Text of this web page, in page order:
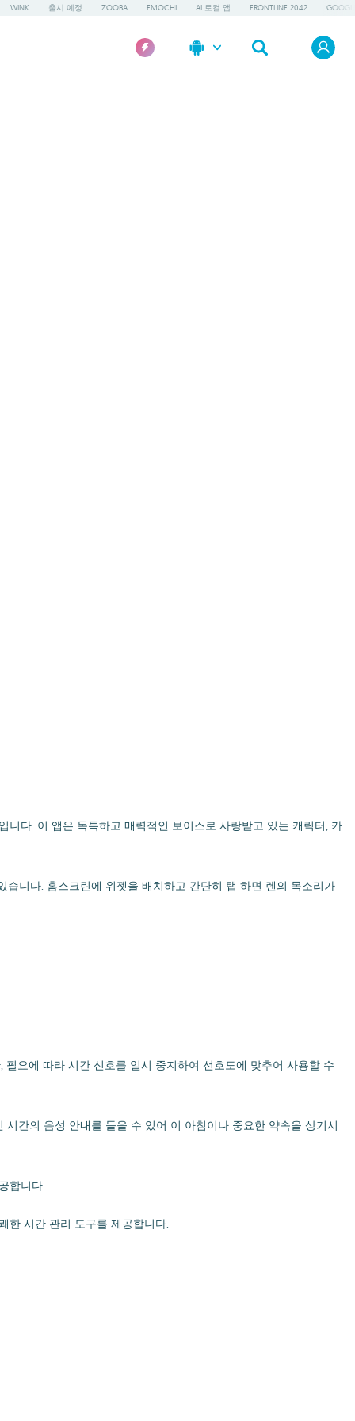
WINK 출시 예정 ZOOBA EMOCHI AI 로컬 앱 FRONTLINE 2042
다. 이 앱은 독특하고 매력적인 보이스로 사랑받고 있는 캐릭터, 카
니다. 홈스크린에 위젯을 배치하고 간단히 탭 하면 렌의 목소리가
요에 따라 시간 신호를 일시 중지하여 선호도에 맞추어 사용할 수
간의 음성 안내를 들을 수 있어 이 아침이나 중요한 약속을 상기시
합니다.
한 시간 관리 도구를 제공합니다.